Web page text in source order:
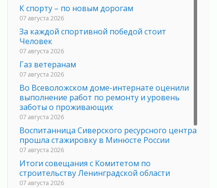
К спорту – по новым дорогам
07 августа 2026
За каждой спортивной победой стоит
Человек
07 августа 2026
Газ ветеранам
07 августа 2026
Во Всеволожском доме-интернате оценили
выполнение работ по ремонту и уровень
заботы о проживающих
07 августа 2026
Воспитанница Сиверского ресурсного центра
прошла стажировку в Минюсте России
07 августа 2026
Итоги совещания с Комитетом по
строительству Ленинградской области
07 августа 2026